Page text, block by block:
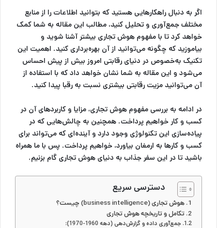
اگر به دنبال راهکارهایی هستید که بتوانید اطلاعات را از منابع
مختلف جمع‌آوری و تحلیل کنید، مطالب این مقاله به شما کمک
خواهد کرد تا با مفهوم هوش تجاری بیشتر آشنا شوید و
بیاموزید که چگونه می‌توانید از آن بهره‌برداری کنید. اهمیت این
تکنیک به‌خصوص در دنیای رقابتی امروز بیش از پیش احساس
می‌شود و این مقاله به شما نشان خواهد داد که با استفاده از
آن می‌توانید مزیت رقابتی بیشتری نسبت به رقبا پیدا کنید.
در ادامه به بررسی مفهوم هوش تجاری، مزایا و کاربردهای آن در
کسب و کار خواهیم پرداخت. همچنین به چالش‌هایی که در
پیاده‌سازی این تکنولوژی وجود دارد و آینده‌ای که می‌تواند برای
کسب و کارها به ارمغان بیاورد، خواهیم پرداخت. پس با ما همراه
باشید تا در این سفر جذاب به دنیای هوش تجاری گام بزنیم.
دسترسی سریع
هوش تجاری (business intelligence) چیست؟
تکامل و تاریخچه هوش تجاری
جمع‌آوری داده و گزارش‌دهی (دهه 1960-1970):